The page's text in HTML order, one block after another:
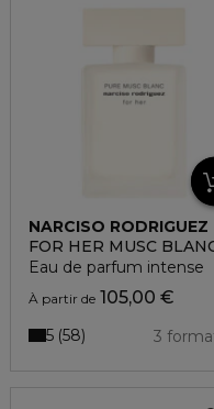
NARCISO RODRIGUEZ
FOR HER MUSC
Eau de parfum intense
À partir de 105,00 €
3
5 58